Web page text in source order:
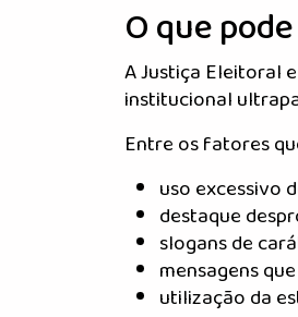
O que
A Justiça Eleitoral
institucional
Entre os fatores
uso excessivo
destaque
slogans de
mensagens
utilização da